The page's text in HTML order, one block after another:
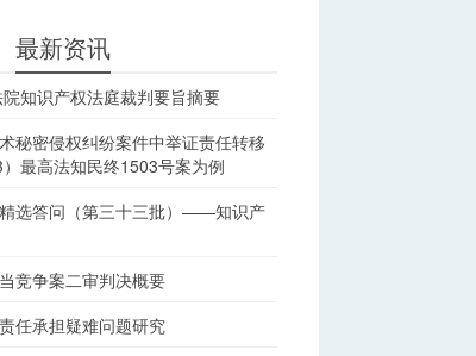
最新资讯
知识产权法庭裁判要旨摘要
秘密侵权纠纷案件中举证责任转移
最高法知民终1503号案为例
选答问（第三十三批）——知识产
竞争案二审判决概要
任承担疑难问题研究